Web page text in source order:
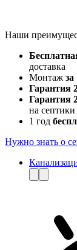
Наши
доставка
Монтаж за
Гарантия
Гарантия
на септики
1 год
Нужно знать о